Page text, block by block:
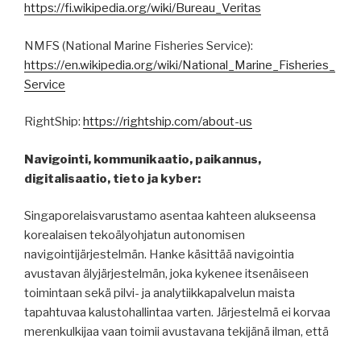
https://fi.wikipedia.org/wiki/Bureau_Veritas
NMFS (National Marine Fisheries Service):
https://en.wikipedia.org/wiki/National_Marine_Fisheries_
Service
RightShip: https://rightship.com/about-us
Navigointi, kommunikaatio, paikannus,
digitalisaatio, tieto ja kyber:
Singaporelaisvarustamo asentaa kahteen alukseensa
korealaisen tekoälyohjatun autonomisen
navigointijärjestelmän. Hanke käsittää navigointia
avustavan älyjärjestelmän, joka kykenee itsenäiseen
toimintaan sekä pilvi- ja analytiikkapalvelun maista
tapahtuvaa kalustohallintaa varten. Järjestelmä ei korvaa
merenkulkijaa vaan toimii avustavana tekijänä ilman, että